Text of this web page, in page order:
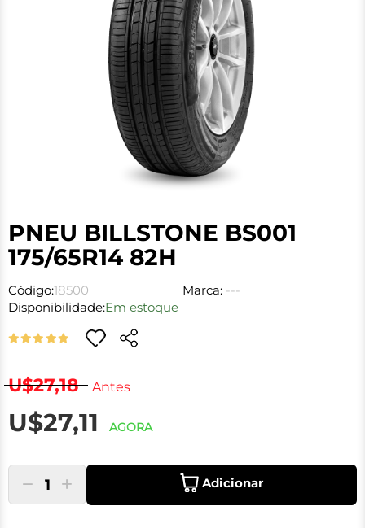
PNEU BILLSTONE BS001
175/65R14 82H
Código:18500 Marca: ---
Disponibilidade:Em estoque
U$27,18 Antes
U$27,11 AGORA
1 Adicionar